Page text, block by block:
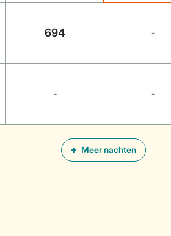
Meer nachten
694 -
- -